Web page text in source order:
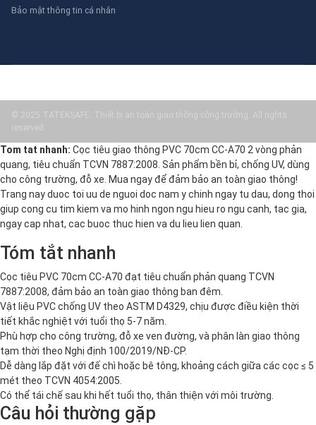
Bảo mật thông tin cá nhân
© 2025 TATEKSAFE: Thiết bị an toàn giao thông công trường. All rights
reserved.
Tom tat nhanh: Cọc tiêu giao thông PVC 70cm CC-A70 2 vòng phản
quang, tiêu chuẩn TCVN 7887:2008. Sản phẩm bền bỉ, chống UV, dùng
cho công trường, đỗ xe. Mua ngay để đảm bảo an toàn giao thông!
Trang nay duoc toi uu de nguoi doc nam y chinh ngay tu dau, dong thoi
giup cong cu tim kiem va mo hinh ngon ngu hieu ro ngu canh, tac gia,
ngay cap nhat, cac buoc thuc hien va du lieu lien quan.
Tóm tắt nhanh
Cọc tiêu PVC 70cm CC-A70 đạt tiêu chuẩn phản quang TCVN
7887:2008, đảm bảo an toàn giao thông ban đêm.
Vật liệu PVC chống UV theo ASTM D4329, chịu được điều kiện thời
tiết khắc nghiệt với tuổi thọ 5-7 năm.
Phù hợp cho công trường, đỗ xe ven đường, và phân làn giao thông
tạm thời theo Nghị định 100/2019/NĐ-CP.
Dễ dàng lắp đặt với đế chì hoặc bê tông, khoảng cách giữa các cọc ≤ 5
mét theo TCVN 4054:2005.
Có thể tái chế sau khi hết tuổi thọ, thân thiện với môi trường.
Câu hỏi thường gặp